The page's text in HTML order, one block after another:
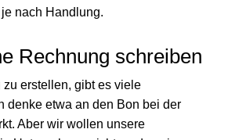
nach Handlung.
Rechnung schreiben
erstellen, gibt es viele
denke etwa an den Bon bei der
Aber wir wollen unsere